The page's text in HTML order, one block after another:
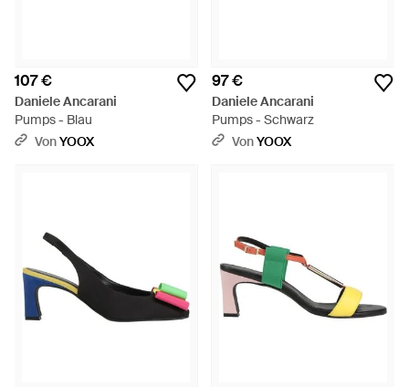
107 €
Daniele Ancarani
Pumps - Blau
VonYOOX
97 €
Daniele Ancarani
Pumps - Schwarz
VonYOOX